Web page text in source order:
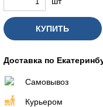
КУПИТЬ
Доставка по
Самовывоз
Курьером